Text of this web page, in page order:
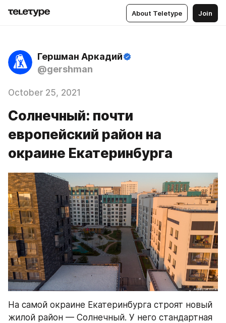
About Teletype Join
Гершман Аркадий
@gershman
October 25, 2021
Солнечный: почти
европейский район на
окраине Екатеринбурга
На самой окраине Екатеринбурга строят новый
жилой район — Солнечный. У него стандартная